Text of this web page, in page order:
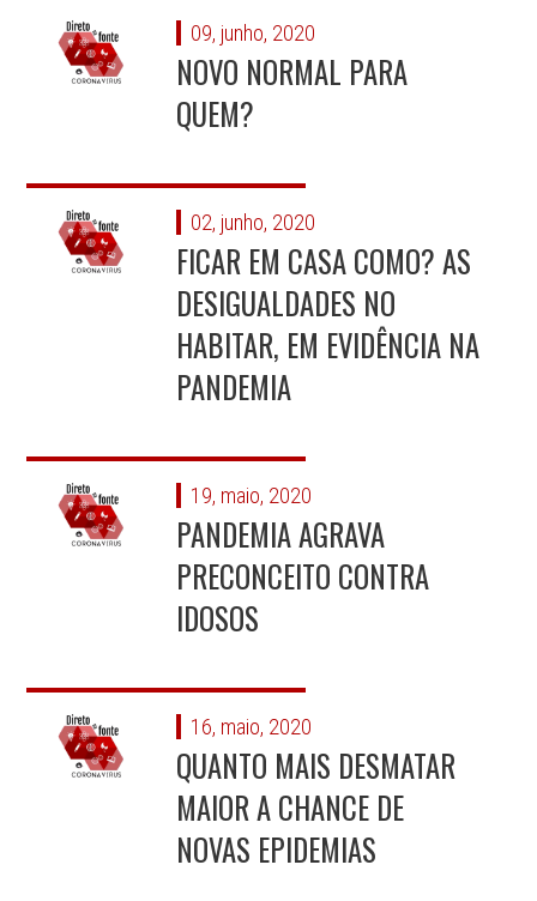
09, junho, 2020
NOVO NORMAL PARA
QUEM?
02, junho, 2020
FICAR EM CASA COMO? AS
DESIGUALDADES NO
HABITAR, EM EVIDÊNCIA NA
PANDEMIA
19, maio, 2020
PANDEMIA AGRAVA
PRECONCEITO CONTRA
IDOSOS
16, maio, 2020
QUANTO MAIS DESMATAR
MAIOR A CHANCE DE
NOVAS EPIDEMIAS